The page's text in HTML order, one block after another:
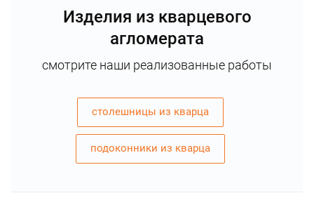
Изделия из кварцевого
агломерата
смотрите наши реализованные работы
столешницы из кварца
подоконники из кварца